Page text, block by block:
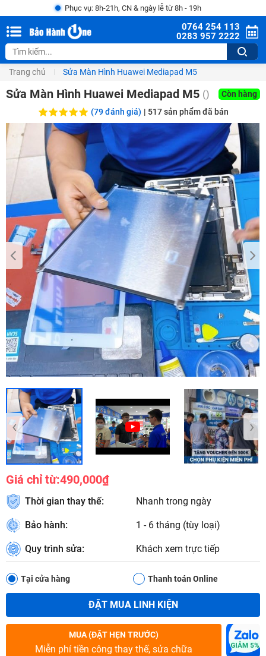
Phục vụ: 8h-21h, CN & ngày lễ từ 8h - 19h
0764 254 113
0283 957 2222
Trang chủ Sửa Màn Hình Huawei Mediapad M5
Sửa Màn Hình Huawei Mediapad M5 ()
Còn hàng
(79 đánh giá) | 517sản phẩm đã bán
‹ ›
Giá chỉ từ:490,000₫
Thời gian thay thế: Nhanh trong ngày
Bảo hành: 1 - 6 tháng (tùy loại)
Quy trình sửa: Khách xem trực tiếp
Tại cửa hàng Thanh toán Online
ĐẶT MUA LINH KIỆN
MUA (ĐẶT HẸN TRƯỚC)
Miễn phí tiền công thay thế, sửa chữa